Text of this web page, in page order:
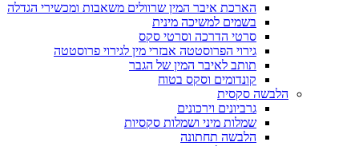
הארכת איבר המין שרוולים משאבות ומכשירי הגדלה
בשמים למשיכה מינית
סרטי הדרכה וסרטי סקס
גירוי הפרוסטטה אבזרי מין לגירוי פרוסטטה
תותב לאיבר המין של הגבר
קונדומים וסקס בטוח
הלבשה סקסית
גרביונים וירכונים
שמלות מיני ושמלות סקסיות
הלבשה תחתונה